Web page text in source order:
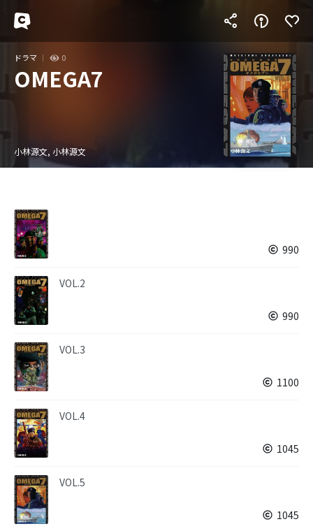
ドラマ 0
OMEGA7
小林源文, 小林源文
990
VOL.2
990
VOL.3
1100
VOL.4
1045
VOL.5
1045